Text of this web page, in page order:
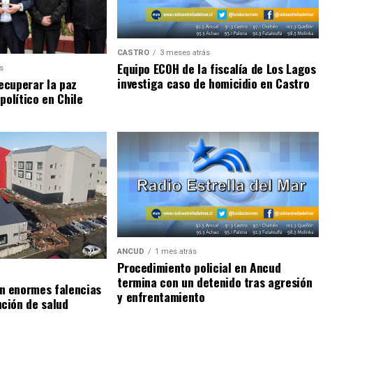
la paz
en Chile
CASTRO 3 meses atrás
Equipo ECOH de la fiscalía de Los Lagos
investiga caso de homicidio en Castro
enormes falencias
de salud
ANCUD 1 mes atrás
Procedimiento policial en Ancud
termina con un detenido tras agresión
y enfrentamiento